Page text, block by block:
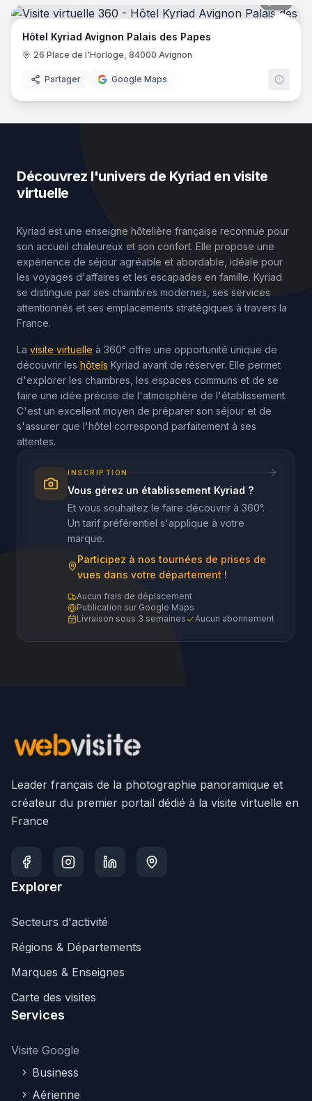
Hôtel Kyriad Avignon Palais des Papes
26 Place de l'Horloge, 84000 Avignon
Partager Google Maps
Découvrez l'univers de Kyriad en visite
virtuelle
Kyriad est une enseigne hôtelière française reconnue pour
son accueil chaleureux et son confort. Elle propose une
expérience de séjour agréable et abordable, idéale pour
les voyages d'affaires et les escapades en famille. Kyriad
se distingue par ses chambres modernes, ses services
attentionnés et ses emplacements stratégiques à travers la
France.
La visite virtuelle à 360° offre une opportunité unique de
découvrir les hôtels Kyriad avant de réserver. Elle permet
d'explorer les chambres, les espaces communs et de se
faire une idée précise de l'atmosphère de l'établissement.
C'est un excellent moyen de préparer son séjour et de
s'assurer que l'hôtel correspond parfaitement à ses
attentes.
INSCRIPTION
Vous gérez un établissement Kyriad ?
Et vous souhaitez le faire découvrir à 360°.
Un tarif préférentiel s'applique à votre
marque.
Participez à nos tournées de prises de
vues dans votre département !
Aucun frais de déplacement
Publication sur Google Maps
Livraison sous 3 semaines
Aucun abonnement
Leader français de la photographie panoramique et
créateur du premier portail dédié à la visite virtuelle en
France
Explorer
Secteurs d'activité
Régions & Départements
Marques & Enseignes
Carte des visites
Services
Visite Google
Business
Aérienne